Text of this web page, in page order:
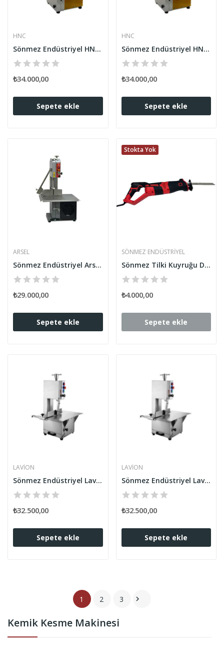
Kemik Kesme Makinesi
HNC
Sönmez Endüstriyel HNC Et Kemik Kesme Testeresi...
₺34.000,00
Sepete ekle
HNC
Sönmez Endüstriyel HNC Et Kemik Kesme Testeresi...
₺34.000,00
Sepete ekle
ARSEL
Sönmez Endüstriyel Arsel Et Kemik Kesme...
₺29.000,00
Sepete ekle
Stokta Yok
SÖNMEZ ENDÜSTRIYEL
Sönmez Tilki Kuyruğu Döner Başlıklı Kemik Kesme...
₺4.000,00
Sepete ekle
LAVION
Sönmez Endüstriyel Lavion Et Kemik Tibon Kesme...
₺32.500,00
Sepete ekle
LAVION
Sönmez Endüstriyel Lavion Et Kemik Tibon Kesme...
₺32.500,00
Sepete ekle
1 2 3 